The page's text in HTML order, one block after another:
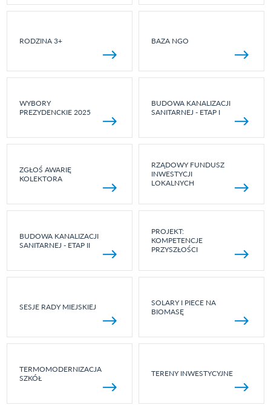
RODZINA 3+ BAZA NGO
WYBORY
PREZYDENCKIE 2025
BUDOWA KANALIZACJI
SANITARNEJ - ETAP I
ZGŁOŚ AWARIĘ
KOLEKTORA
RZĄDOWY FUNDUSZ
INWESTYCJI
LOKALNYCH
BUDOWA KANALIZACJI
SANITARNEJ - ETAP II
PROJEKT:
KOMPETENCJE
PRZYSZŁOŚCI
SESJE RADY MIEJSKIEJ
SOLARY I PIECE NA
BIOMASĘ
TERMOMODERNIZACJA
SZKÓŁ
TERENY INWESTYCYJNE